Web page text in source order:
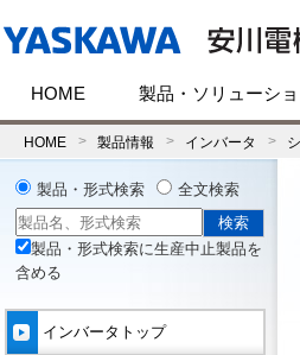
HOME 製品・ソリューシ
HOME 製品情報 インバータ
製品・形式検索 全文検索
製品・形式検索に生産中止製品を
含める
インバータトップ